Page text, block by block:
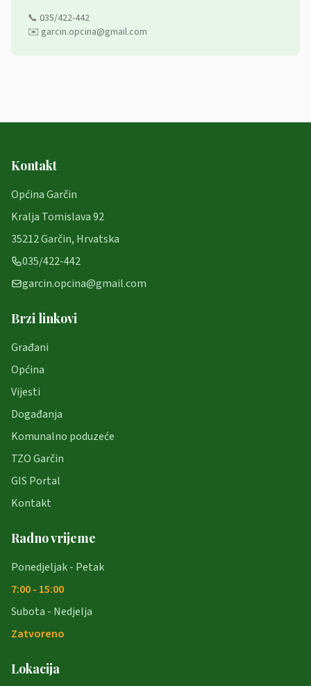
📞 035/422-442
✉️ garcin.opcina@gmail.com
Kontakt
Općina Garčin
Kralja Tomislava 92
35212 Garčin, Hrvatska
035/422-442
garcin.opcina@gmail.com
Brzi linkovi
Građani
Općina
Vijesti
Događanja
Komunalno poduzeće
TZO Garčin
GIS Portal
Kontakt
Radno vrijeme
Ponedjeljak - Petak
7:00 - 15:00
Subota - Nedjelja
Zatvoreno
Lokacija